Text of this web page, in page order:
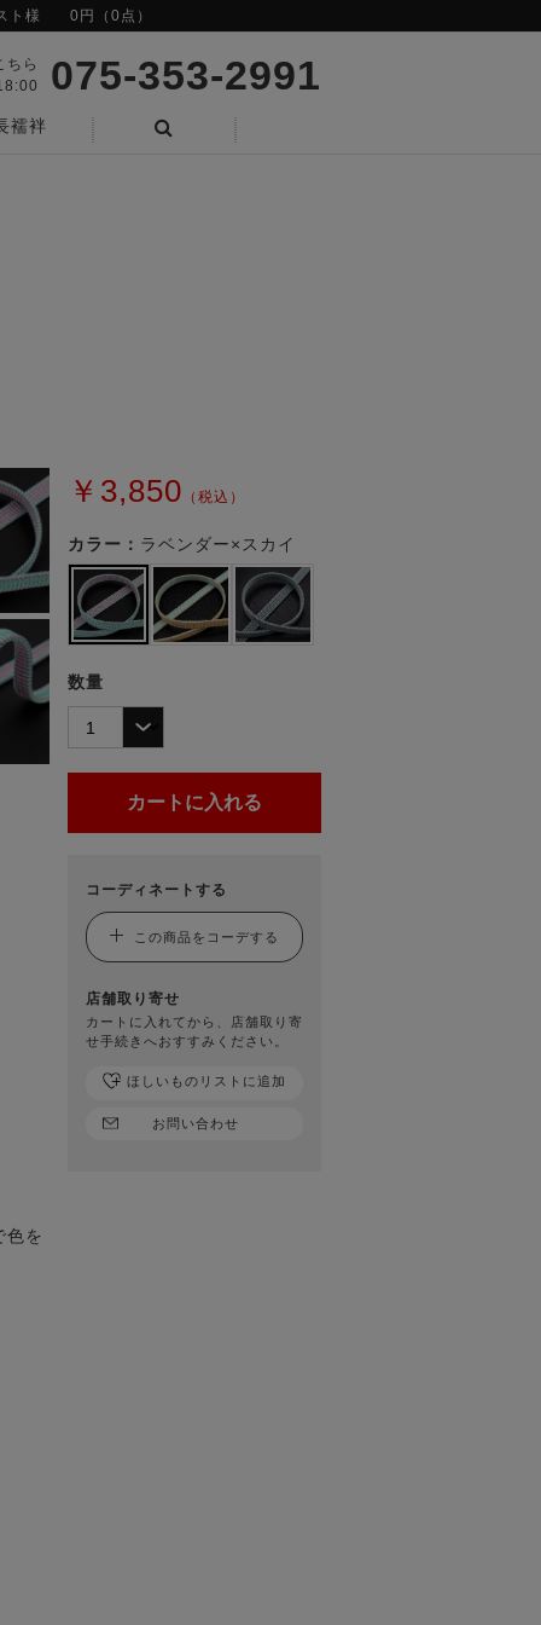
ト様 0円（0点）
ちら
075-353-2991
襦袢
色を
￥3,850 （税込）
カラー： ラベンダー×スカイ
数量
コーディネートする
この商品をコーデする
店舗取り寄せ
カートに入れてから、店舗取り寄
せ手続きへおすすみください。
お問い合わせ
ほしいものリストに追加